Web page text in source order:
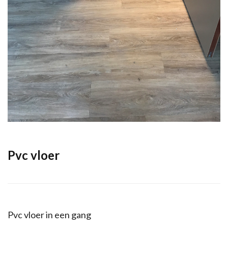
Pvc vloer
Pvc vloer in een gang